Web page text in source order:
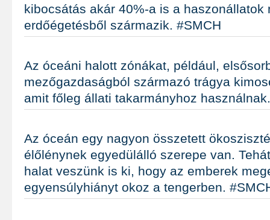
kibocsátás akár 40%-a is a haszonállatok
erdőégetésből származik. #SMCH
Az óceáni halott zónákat, például,
mezőgazdaságból származó trágya
amit főleg állati takarmányhoz
Az óceán egy nagyon összetett
élőlénynek egyedülálló szerepe van.
halat veszünk is ki, hogy az emberek
egyensúlyhiányt okoz a tengerben.